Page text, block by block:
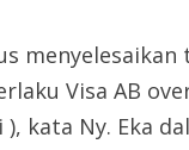
Visa AB
kata Ny. Eka